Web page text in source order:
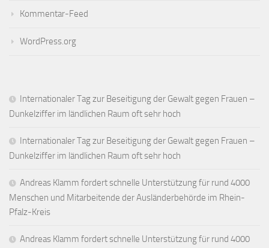
Kommentar-Feed
WordPress.org
Internationaler Tag zur Beseitigung der Gewalt gegen Frauen –
Dunkelziffer im ländlichen Raum oft sehr hoch
Internationaler Tag zur Beseitigung der Gewalt gegen Frauen –
Dunkelziffer im ländlichen Raum oft sehr hoch
Andreas Klamm fordert schnelle Unterstützung für rund 4000
Menschen und Mitarbeitende der Ausländerbehörde im Rhein-
Pfalz-Kreis
Andreas Klamm fordert schnelle Unterstützung für rund 4000